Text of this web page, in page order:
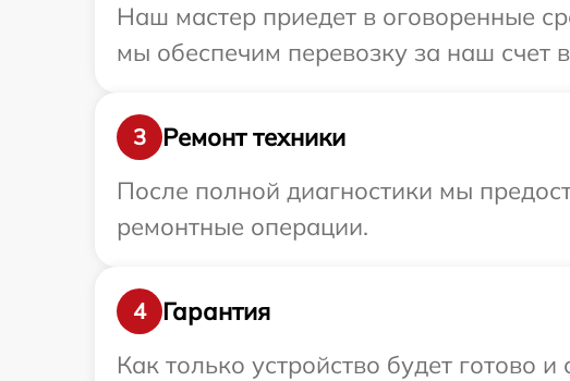
Наш мастер приедет в оговоренные
мы обеспечим перевозку за наш счет
3
Ремонт техники
После полной диагностики мы
ремонтные операции.
4
Гарантия
Как только устройство будет готово